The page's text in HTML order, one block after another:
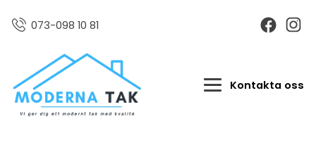
073-098 10 81
Kontakta oss